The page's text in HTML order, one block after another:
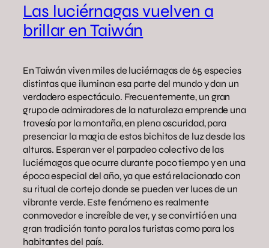
Las luciérnagas vuelven a
brillar en Taiwán
En Taiwán viven miles de luciérnagas de 65 especies
distintas que iluminan esa parte del mundo y dan un
verdadero espectáculo. Frecuentemente, un gran
grupo de admiradores de la naturaleza emprende una
travesía por la montaña, en plena oscuridad, para
presenciar la magia de estos bichitos de luz desde las
alturas. Esperan ver el parpadeo colectivo de las
luciérnagas que ocurre durante poco tiempo y en una
época especial del año, ya que está relacionado con
su ritual de cortejo donde se pueden ver luces de un
vibrante verde. Este fenómeno es realmente
conmovedor e increíble de ver, y se convirtió en una
gran tradición tanto para los turistas como para los
habitantes del país.